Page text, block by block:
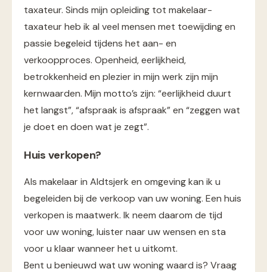
taxateur. Sinds mijn opleiding tot makelaar-
taxateur heb ik al veel mensen met toewijding en
passie begeleid tijdens het aan- en
verkoopproces. Openheid, eerlijkheid,
betrokkenheid en plezier in mijn werk zijn mijn
kernwaarden. Mijn motto’s zijn: “eerlijkheid duurt
het langst”, “afspraak is afspraak” en “zeggen wat
je doet en doen wat je zegt”.
Huis verkopen?
Als makelaar in Aldtsjerk en omgeving kan ik u
begeleiden bij de verkoop van uw woning. Een huis
verkopen is maatwerk. Ik neem daarom de tijd
voor uw woning, luister naar uw wensen en sta
voor u klaar wanneer het u uitkomt.
Bent u benieuwd wat uw woning waard is? Vraag